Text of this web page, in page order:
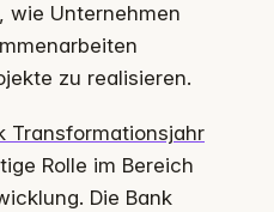
wie Unternehmen
zu realisieren.
Transformationsjahr
Rolle im Bereich
Die Bank